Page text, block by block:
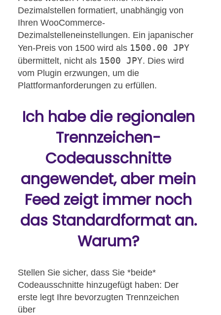
Dezimalstellen formatiert, unabhängig von
Ihren WooCommerce-
Dezimalstelleneinstellungen. Ein japanischer
Yen-Preis von 1500 wird als 1500.00 JPY
übermittelt, nicht als 1500 JPY. Dies wird
vom Plugin erzwungen, um die
Plattformanforderungen zu erfüllen.
Ich habe die regionalen
Trennzeichen-
Codeausschnitte
angewendet, aber mein
Feed zeigt immer noch
das Standardformat an.
Warum?
Stellen Sie sicher, dass Sie *beide*
Codeausschnitte hinzugefügt haben: Der
erste legt Ihre bevorzugten Trennzeichen
über